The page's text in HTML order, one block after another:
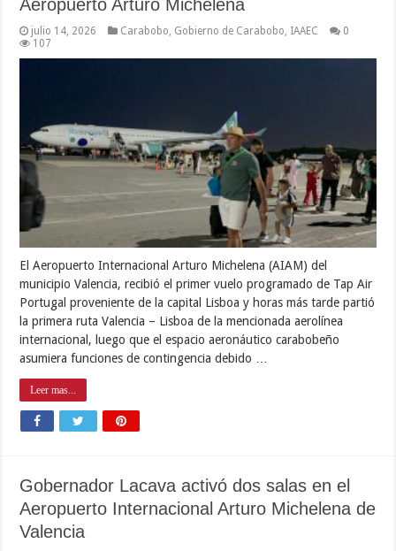
Aeropuerto Arturo Michelena
julio 14, 2026 Carabobo Gobierno de Carabobo IAAEC
0
107
El Aeropuerto Internacional Arturo Michelena (AIAM) del
municipio Valencia, recibió el primer vuelo programado de Tap Air
Portugal proveniente de la capital Lisboa y horas más tarde partió
la primera ruta Valencia – Lisboa de la mencionada aerolínea
internacional, luego que el espacio aeronáutico carabobeño
asumiera funciones de contingencia debido …
Leer mas...
Gobernador Lacava activó dos salas en el
Aeropuerto Internacional Arturo Michelena de
Valencia